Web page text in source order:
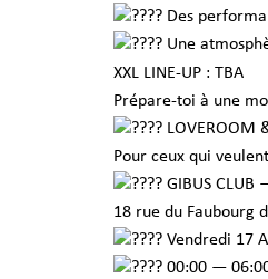
Des
Une
XXL LINE-UP : TBA
Prépare-toi à une
LOVEROOM
Pour ceux qui
GIBUS CLUB
18 rue du Faubourg
Vendredi 17
00:00 —